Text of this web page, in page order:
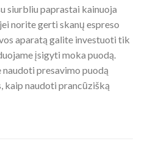
siurbliu paprastai kainuoja
norite gerti skanų espreso
aparatą galite investuoti tik
įsigyti moka puodą.
presavimo puodą
kaip naudoti prancūzišką